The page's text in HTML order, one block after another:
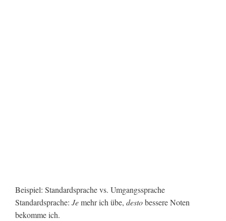
Beispiel: Standardsprache vs. Umgangssprache
Standardsprache: Jemehr ich übe, destobessere Noten
bekomme ich.